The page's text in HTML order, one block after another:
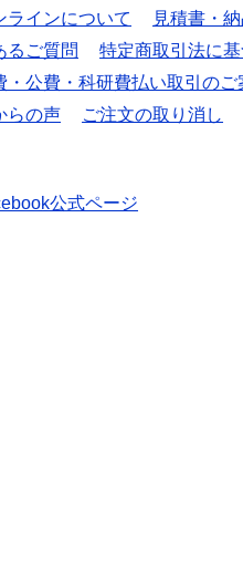
ラインについて
見積書・
るご質問
特定商取引法に
・公費・科研費払い取引のご
らの声 ご注文の取り消し
公式ページ